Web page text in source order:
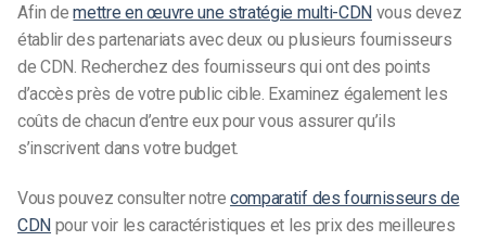
Afin demettre en œuvre une stratégie multi-CDN vous devez
établir des partenariats avec deux ou plusieurs fournisseurs
de CDN. Recherchez des fournisseurs qui ont des points
d’accès près de votre public cible. Examinez également les
coûts de chacun d’entre eux pour vous assurer qu’ils
s’inscrivent dans votre budget.
Vous pouvez consulter notrecomparatif des fournisseurs de
CDN pour voir les caractéristiques et les prix des meilleures